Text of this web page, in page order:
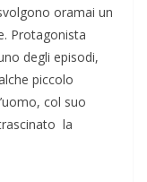
oramai un
Protagonista
degli episodi,
piccolo
col suo
la